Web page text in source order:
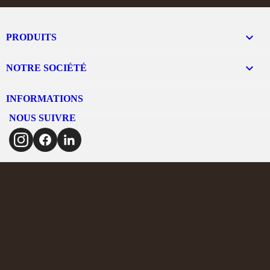
PRODUITS 
NOTRE SOCIÉTÉ 
INFORMATIONS
NOUS SUIVRE